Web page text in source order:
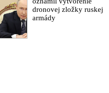
dronovej zložky ruskej
armády